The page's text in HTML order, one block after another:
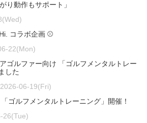
り動作もサポート」
コラボ企画 ⚾
22(Mon)
ゴルファー向け 「ゴルフメンタルトレー
した
2026-06-19(Fri)
ゴルフメンタルトレーニング」開催！
26(Tue)